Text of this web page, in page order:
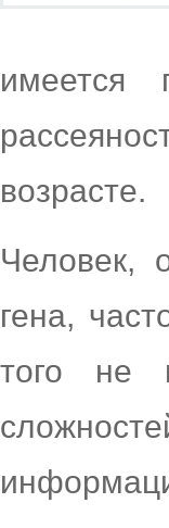
имеется
возрасте.
Человек,
гена,
того не